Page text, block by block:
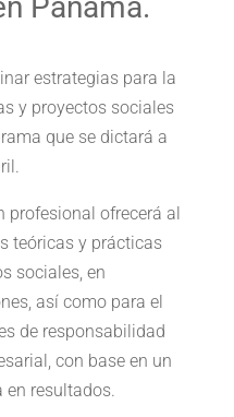
Panamá.
estrategias para la
y proyectos sociales
que se dictará a
profesional ofrecerá al
teóricas y prácticas
sociales, en
así como para el
de responsabilidad
con base en un
en resultados.